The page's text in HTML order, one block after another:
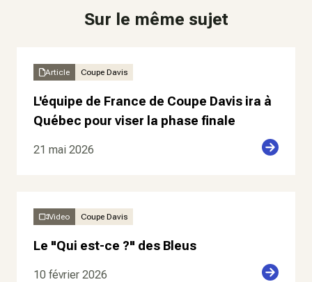
Sur le même sujet
Article Coupe Davis
L'équipe de France de Coupe Davis ira à
Québec pour viser la phase finale
21 mai 2026
Video Coupe Davis
Le "Qui est-ce ?" des Bleus
10 février 2026